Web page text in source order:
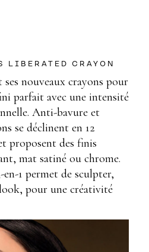
LIBERATED CRAYON
nouveaux crayons pour
parfait avec une intensité
Anti-bavure et
se déclinent en 12
proposent des finis
mat satiné ou chrome.
en-1 permet de sculpter,
pour une créativité